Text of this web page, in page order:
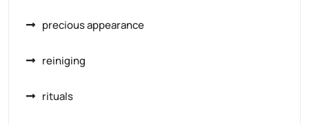
precious appearance
reiniging
rituals